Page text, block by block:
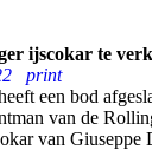
ijscokar te
print
een bod
van de
van Giuseppe